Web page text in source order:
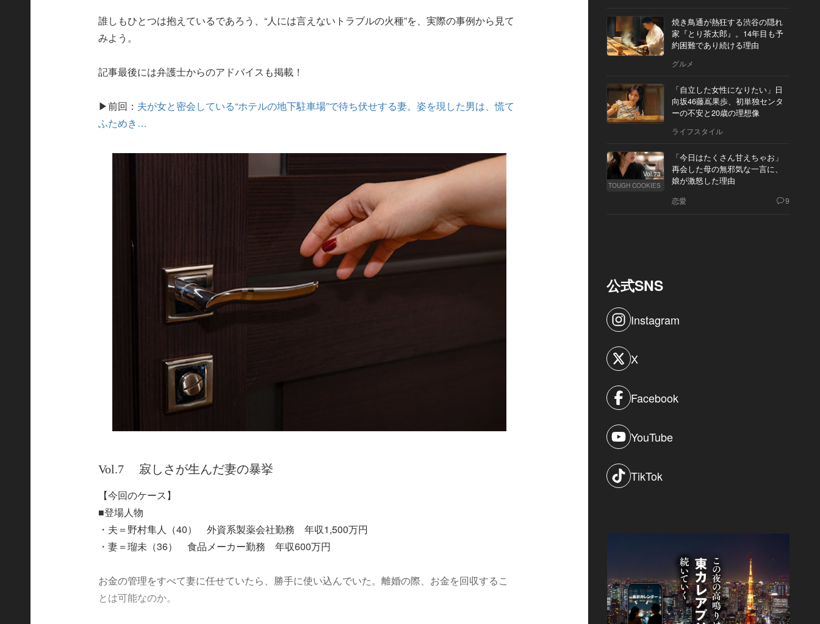
誰しもひとつは抱えているであろう、“人には言えないトラブルの火種”を、実際の事例から見て
みよう。
記事最後には弁護士からのアドバイスも掲載！
▶前回： 夫が女と密会している“ホテルの地下駐車場”で待ち伏せする妻。姿を現した男は、慌て
ふためき…
Vol.7 寂しさが生んだ妻の暴挙
【今回のケース】
■登場人物
・夫＝野村隼人（40） 外資系製薬会社勤務 年収1,500万円
・妻＝瑠未（36） 食品メーカー勤務 年収600万円
お金の管理をすべて妻に任せていたら、勝手に使い込んでいた。離婚の際、お金を回収するこ
とは可能なのか。
焼き鳥通が熱狂する渋谷の隠れ
家『とり茶太郎』。14年目も予
約困難であり続ける理由
グルメ
「自立した女性になりたい」日
向坂46藤嶌果歩、初単独センタ
ーの不安と20歳の理想像
ライフスタイル
Vol.73
TOUGH COOKIES
「今日はたくさん甘えちゃお」
再会した母の無邪気な一言に、
娘が激怒した理由
恋愛 9
公式SNS
Instagram
X
Facebook
YouTube
TikTok